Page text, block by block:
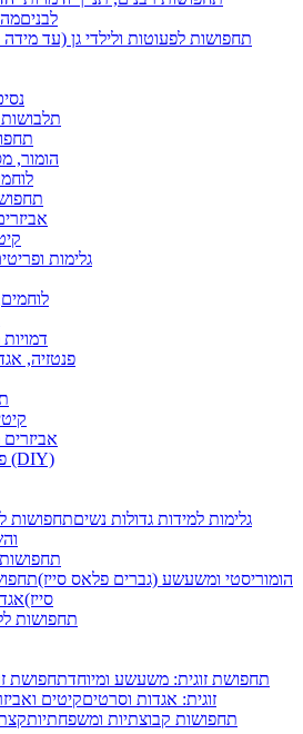
לבנים
תחפושות לפעוטות ולילדי גן (עד מידה 2)
הומור,
גלימות
פנטזיה,
פריטי לבוש ובסיס לתחפושות (DIY)
גלימות למידות גדולות נשיםתחפושות
תחפושות
הומוריסטי ומשעשע (גברים פלאס סייז)
סייז)
תחפושות
תחפושת זוגית: משעשע ומיוחדתחפושת
זוגית: אגדות וסרטיםקיטים
תחפושות קבוצתיות ומשפחתיות